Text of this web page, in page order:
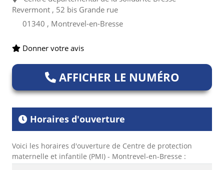
Revermont , 52 bis Grande rue
01340 , Montrevel-en-Bresse
Donner votre avis
AFFICHER LE NUMÉRO
Horaires d'ouverture
Voici les horaires d'ouverture de Centre de protection
maternelle et infantile (PMI) - Montrevel-en-Bresse :